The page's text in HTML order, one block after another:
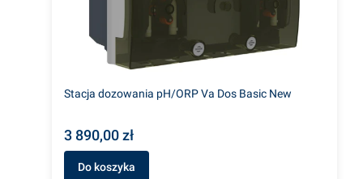
Stacja dozowania pH/ORP Va Dos Basic New
3 890,00 zł
Do koszyka